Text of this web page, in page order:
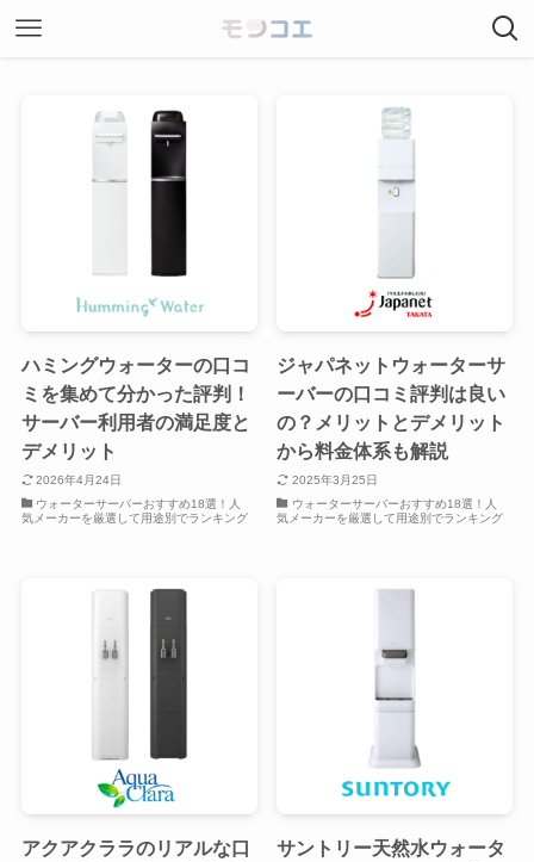
ハミングウォーターの口コ
ミを集めて分かった評判！
サーバー利用者の満足度と
デメリット
2026年4月24日
ウォーターサーバーおすすめ18選！人
気メーカーを厳選して用途別でランキング
ジャパネットウォーターサ
ーバーの口コミ評判は良い
の？メリットとデメリット
から料金体系も解説
2025年3月25日
ウォーターサーバーおすすめ18選！人
気メーカーを厳選して用途別でランキング
アクアクララのリアルな口
サントリー天然水ウォータ